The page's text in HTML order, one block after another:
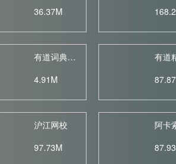
36.37M
有道词典H...
4.91M
有道
沪江网校
97.73M
阿卡